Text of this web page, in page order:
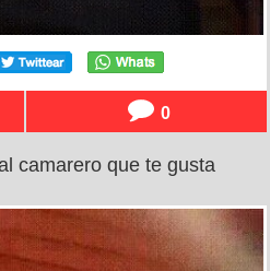
0
camarero que te gusta